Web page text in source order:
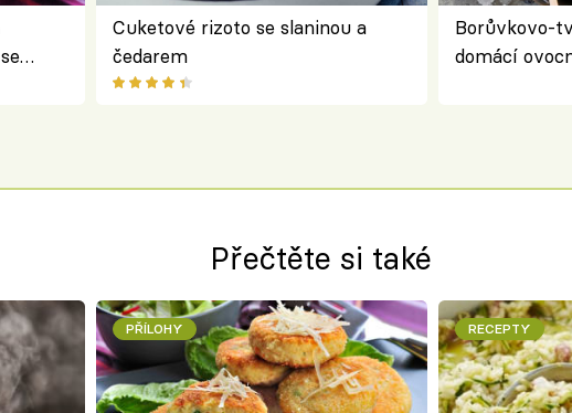
Cuketové rizoto se slaninou a
čedarem
Borůvkovo-
domácí
Přečtěte si také
PŘÍLOHY RECEPTY